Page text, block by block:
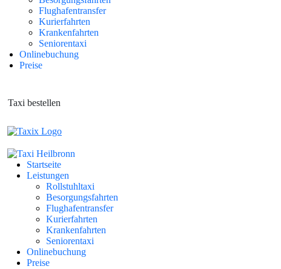
Flughafentransfer
Kurierfahrten
Krankenfahrten
Seniorentaxi
Onlinebuchung
Preise
Taxi bestellen
Startseite
Leistungen
Rollstuhltaxi
Besorgungsfahrten
Flughafentransfer
Kurierfahrten
Krankenfahrten
Seniorentaxi
Onlinebuchung
Preise